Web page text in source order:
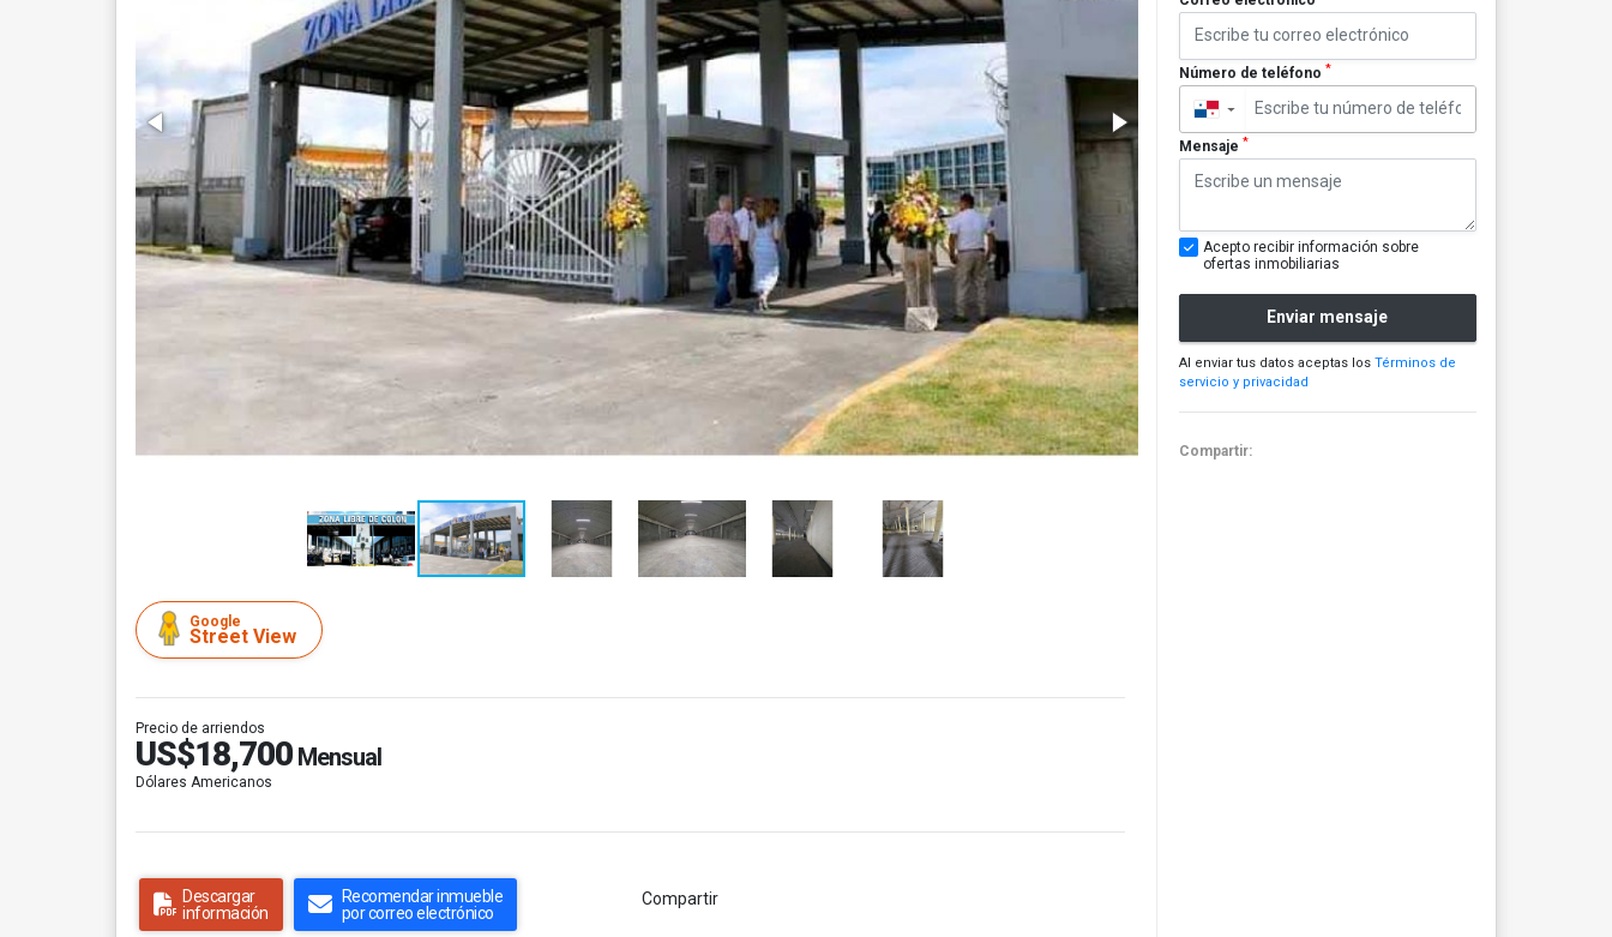
Google
Street View
Precio de arriendos
US$18,700 Mensual
Dólares Americanos
Descargar
información
Recomendar inmueble
por correo electrónico
Compartir
Número de teléfono *
▼
Mensaje *
Acepto recibir información sobre
ofertas inmobiliarias
Enviar mensaje
Al enviar tus datos aceptas los Términos de
servicio y privacidad
Compartir: